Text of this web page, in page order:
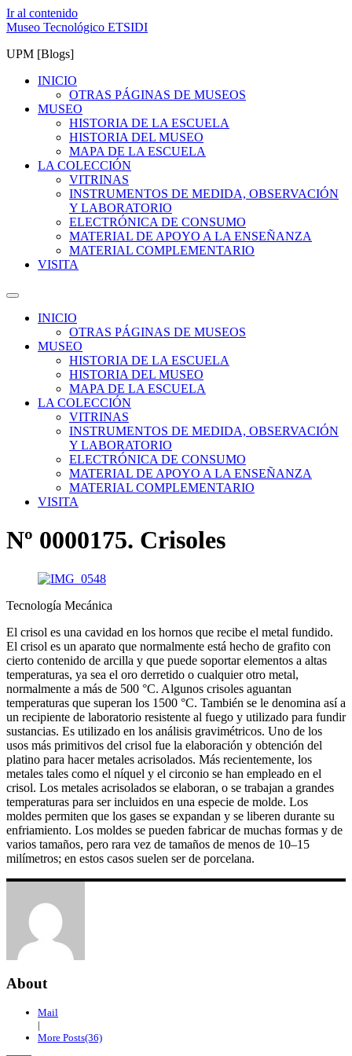
Ir al contenido
Museo Tecnológico ETSIDI
UPM [Blogs]
INICIO
OTRAS PÁGINAS DE MUSEOS
MUSEO
HISTORIA DE LA ESCUELA
HISTORIA DEL MUSEO
MAPA DE LA ESCUELA
LA COLECCIÓN
VITRINAS
INSTRUMENTOS DE MEDIDA, OBSERVACIÓN
Y LABORATORIO
ELECTRÓNICA DE CONSUMO
MATERIAL DE APOYO A LA ENSEÑANZA
MATERIAL COMPLEMENTARIO
VISITA
INICIO
OTRAS PÁGINAS DE MUSEOS
MUSEO
HISTORIA DE LA ESCUELA
HISTORIA DEL MUSEO
MAPA DE LA ESCUELA
LA COLECCIÓN
VITRINAS
INSTRUMENTOS DE MEDIDA, OBSERVACIÓN
Y LABORATORIO
ELECTRÓNICA DE CONSUMO
MATERIAL DE APOYO A LA ENSEÑANZA
MATERIAL COMPLEMENTARIO
VISITA
Nº 0000175. Crisoles
Tecnología Mecánica
El crisol es una cavidad en los hornos que recibe el metal fundido.
El crisol es un aparato que normalmente está hecho de grafito con
cierto contenido de arcilla y que puede soportar elementos a altas
temperaturas, ya sea el oro derretido o cualquier otro metal,
normalmente a más de 500 °C. Algunos crisoles aguantan
temperaturas que superan los 1500 °C. También se le denomina así a
un recipiente de laboratorio resistente al fuego y utilizado para fundir
sustancias. Es utilizado en los análisis gravimétricos. Uno de los
usos más primitivos del crisol fue la elaboración y obtención del
platino para hacer metales acrisolados. Más recientemente, los
metales tales como el níquel y el circonio se han empleado en el
crisol. Los metales acrisolados se elaboran, o se trabajan a grandes
temperaturas para ser incluidos en una especie de molde. Los
moldes permiten que los gases se expandan y se liberen durante su
enfriamiento. Los moldes se pueden fabricar de muchas formas y de
varios tamaños, pero rara vez de tamaños de menos de 10–15
milímetros; en estos casos suelen ser de porcelana.
About
Mail
|
More Posts(36)